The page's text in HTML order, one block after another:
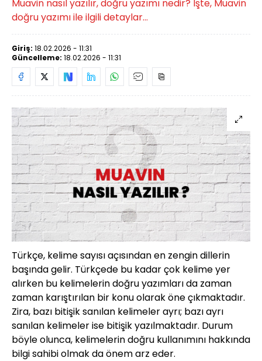
Muavin nasıl yazılır, doğru yazımı nedir? İşte, Muavin
doğru yazımı ile ilgili detaylar...
Giriş: 18.02.2026 - 11:31
Güncelleme: 18.02.2026 - 11:31
Türkçe, kelime sayısı açısından en zengin dillerin
başında gelir. Türkçede bu kadar çok kelime yer
alırken bu kelimelerin doğru yazımları da zaman
zaman karıştırılan bir konu olarak öne çıkmaktadır.
Zira, bazı bitişik sanılan kelimeler ayrı; bazı ayrı
sanılan kelimeler ise bitişik yazılmaktadır. Durum
böyle olunca, kelimelerin doğru kullanımını hakkında
bilgi sahibi olmak da önem arz eder.